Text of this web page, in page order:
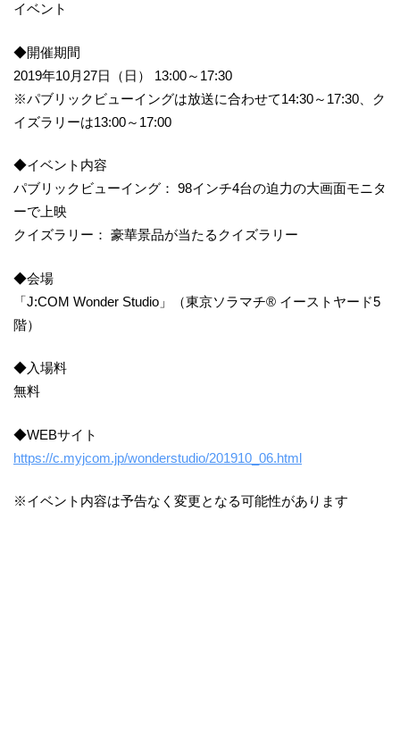
イベント
◆開催期間
2019年10月27日（日） 13:00～17:30
※パブリックビューイングは放送に合わせて14:30～17:30、ク
イズラリーは13:00～17:00
◆イベント内容
パブリックビューイング： 98インチ4台の迫力の大画面モニタ
ーで上映
クイズラリー： 豪華景品が当たるクイズラリー
◆会場
「J:COM Wonder Studio」（東京ソラマチ® イーストヤード5
階）
◆入場料
無料
◆WEBサイト
https://c.myjcom.jp/wonderstudio/201910_06.html
※イベント内容は予告なく変更となる可能性があります